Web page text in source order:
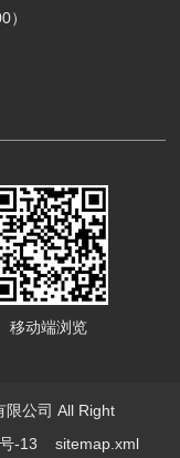
）
移动端浏览
限公司 All Right
-13 sitemap.xml